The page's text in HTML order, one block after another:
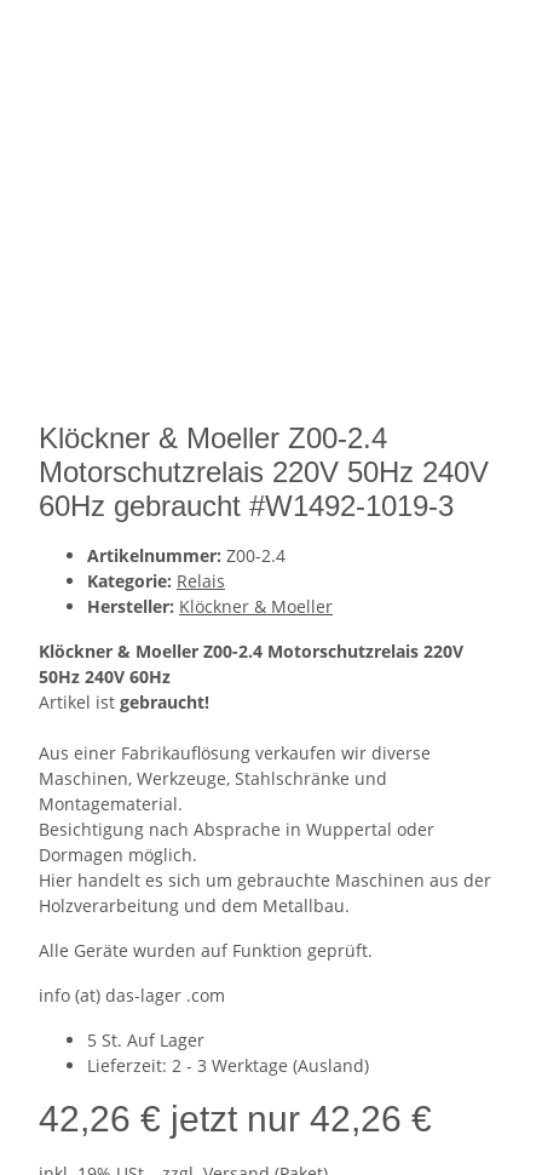
Klöckner & Moeller Z00-2.4
Motorschutzrelais 220V 50Hz 240V
60Hz gebraucht #W1492-1019-3
Artikelnummer: Z00-2.4
Kategorie: Relais
Hersteller: Klöckner & Moeller
Klöckner & Moeller Z00-2.4 Motorschutzrelais 220V
50Hz 240V 60Hz
Artikel ist gebraucht!
Aus einer Fabrikauflösung verkaufen wir diverse
Maschinen, Werkzeuge, Stahlschränke und
Montagematerial.
Besichtigung nach Absprache in Wuppertal oder
Dormagen möglich.
Hier handelt es sich um gebrauchte Maschinen aus der
Holzverarbeitung und dem Metallbau.
Alle Geräte wurden auf Funktion geprüft.
info (at) das-lager .com
5 St. Auf Lager
Lieferzeit: 2 - 3 Werktage (Ausland)
42,26 € jetzt nur 42,26 €